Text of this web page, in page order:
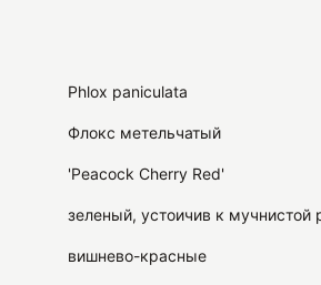
Phlox paniculata
Флокс метельчатый
'Peacock Cherry Red'
зеленый, устоичив к мучнистой
вишнево-красные